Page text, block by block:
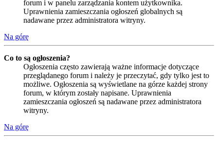
forum i w panelu zarządzania kontem użytkownika.
Uprawnienia zamieszczania ogłoszeń globalnych są
nadawane przez administratora witryny.
Na górę
Co to są ogłoszenia?
Ogłoszenia często zawierają ważne informacje dotyczące
przeglądanego forum i należy je przeczytać, gdy tylko jest to
możliwe. Ogłoszenia są wyświetlane na górze każdej strony
forum, w którym zostały napisane. Uprawnienia
zamieszczania ogłoszeń są nadawane przez administratora
witryny.
Na górę